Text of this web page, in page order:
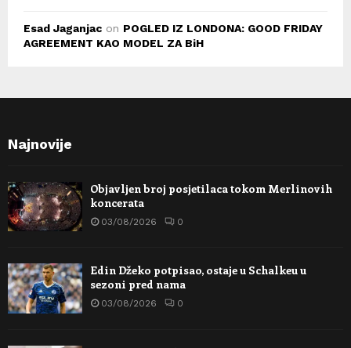
Esad Jaganjac on POGLED IZ LONDONA: GOOD FRIDAY
AGREEMENT KAO MODEL ZA BiH
Najnovije
Objavljen broj posjetilaca tokom Merlinovih
koncerata
03/08/2026 0
Edin Džeko potpisao, ostaje u Schalkeu u
sezoni pred nama
03/08/2026 0